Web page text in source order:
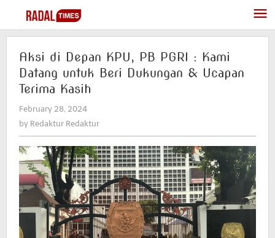
content
Aksi di Depan KPU, PB PGRI : Kami
Datang untuk Beri Dukungan & Ucapan
Terima Kasih
February 28, 2024
Redaktur
by Redaktur Redaktur